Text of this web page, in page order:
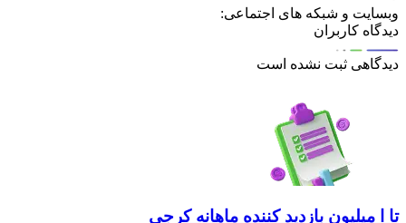
وبسایت و شبکه های اجتماعی:
دیدگاه کاربران
دیدگاهی ثبت نشده است
تا ا میلیون بازدید کننده ماهانه کرجی